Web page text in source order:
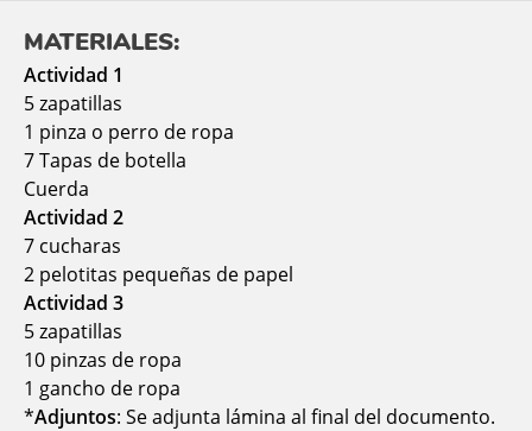
MATERIALES:
Actividad 1
5 zapatillas
1 pinza o perro de ropa
7 Tapas de botella
Cuerda
Actividad 2
7 cucharas
2 pelotitas pequeñas de papel
Actividad 3
5 zapatillas
10 pinzas de ropa
1 gancho de ropa
*Adjuntos: Se adjunta lámina al final del documento.